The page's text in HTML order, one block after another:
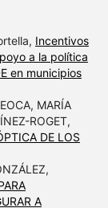
Incentivos
a la política
en municipios
MARÍA
ROGET,
DE LOS
A